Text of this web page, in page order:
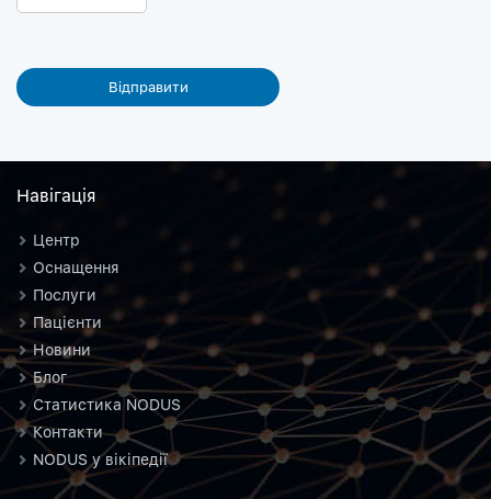
Навiгацiя
Центр
Оснащення
Послуги
Пацієнти
Новини
Блог
Статистика NODUS
Контакти
NODUS у вікіпедії